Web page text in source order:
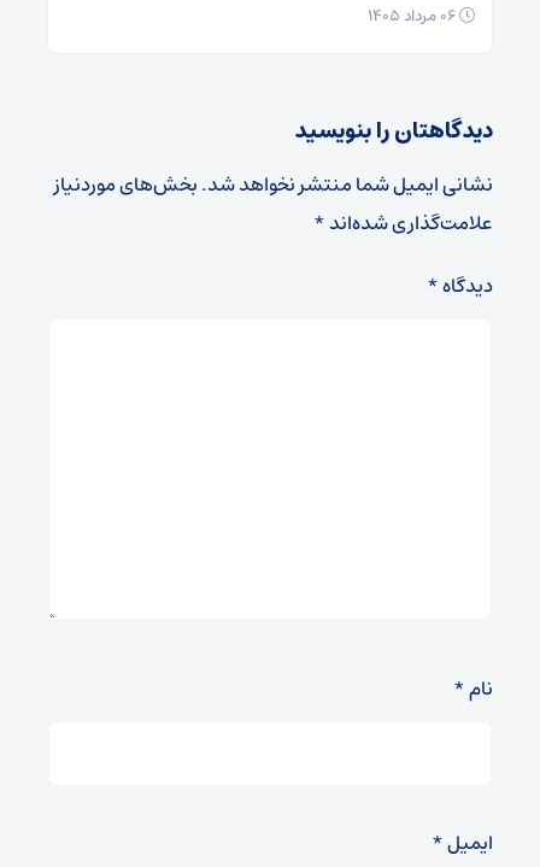
دیدگاهتان را بنویسید
نشانی ایمیل شما منتشر نخواهد شد.بخش‌های موردنیاز
علامت‌گذاری شده‌اند*
دیدگاه*
نام*
ایمیل*